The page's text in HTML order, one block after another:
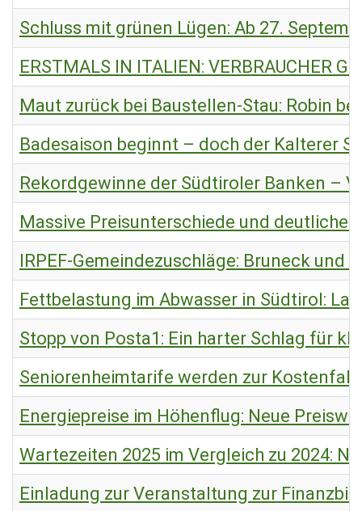
Schluss mit grünen Lügen: Ab 27.
ERSTMALS IN ITALIEN: VERBRAUCHER
Maut zurück bei Baustellen-Stau: Robin
Badesaison beginnt – doch der Kalterer
Rekordgewinne der Südtiroler Banken –
Massive Preisunterschiede und deutliche
IRPEF-Gemeindezuschläge: Bruneck
Fettbelastung im Abwasser in Südtirol:
Stopp von Posta1: Ein harter Schlag für
Seniorenheimtarife werden zur
Energiepreise im Höhenflug: Neue
Wartezeiten 2025 im Vergleich zu 2024:
Einladung zur Veranstaltung zur